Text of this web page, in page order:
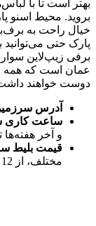
بهتر است تا با
بروید. محیط اسنو
خیال راحت به
پارک حتی
برفی زیپ‌لاین
عمان است که همه
دوست خواهند
آدرس
ساعت کاری
و آخر هفته‌ها تا 12
قیمت بلیط
مختلف، از 12 ریال عمان